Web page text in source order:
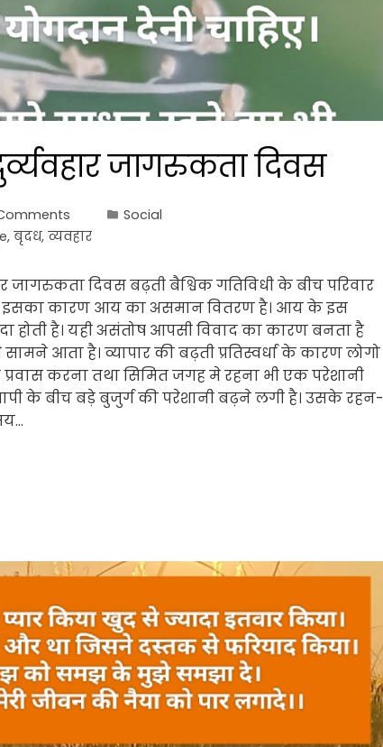
जागरुकता दिवस
Social
, बृदध, व्यवहार
जागरुकता दिवस बढ़ती बैश्विक गतिविधी के बीच परिवार
इसका कारण आय का असमान वितरण है। आय के इस
होती है। यही असंतोष आपसी विवाद का कारण बनता है
आता है। व्यापार की बढ़ती प्रतिस्वर्धा के कारण लोगो
करना तथा सिमित जगह मे रहना भी एक परेशानी
के बीच बड़े बुजुर्ग की परेशानी बढ़ने लगी है। उसके रहन-